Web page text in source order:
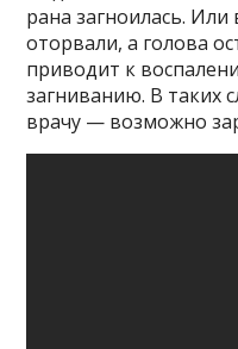
рана загноилась. Или
оторвали, а голова
приводит к
загниванию. В таких
врачу — возможно